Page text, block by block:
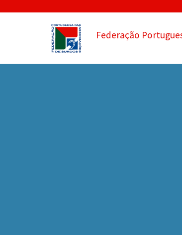
Federação